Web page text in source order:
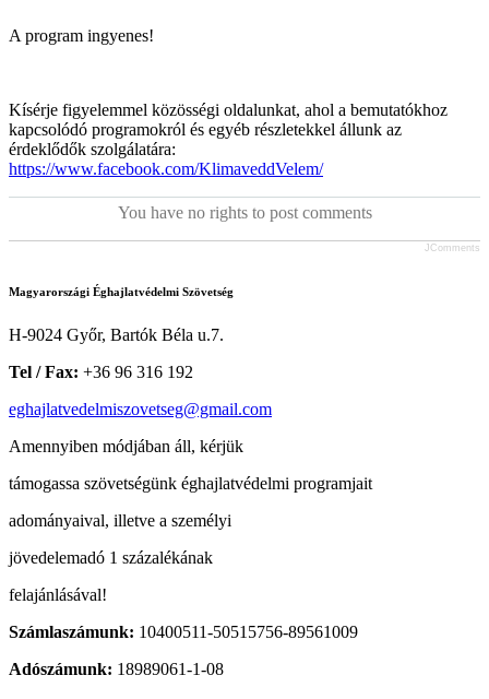
A program ingyenes!
Kísérje figyelemmel közösségi oldalunkat, ahol a bemutatókhoz
kapcsolódó programokról és egyéb részletekkel állunk az
érdeklődők szolgálatára:
https://www.facebook.com/KlimaveddVelem/
You have no rights to post comments
JComments
Magyarországi Éghajlatvédelmi Szövetség
H-9024 Győr, Bartók Béla u.7.
Tel / Fax: +36 96 316 192
eghajlatvedelmiszovetseg@gmail.com
Amennyiben módjában áll, kérjük
támogassa szövetségünk éghajlatvédelmi programjait
adományaival, illetve a személyi
jövedelemadó 1 százalékának
felajánlásával!
Számlaszámunk: 10400511-50515756-89561009
Adószámunk: 18989061-1-08